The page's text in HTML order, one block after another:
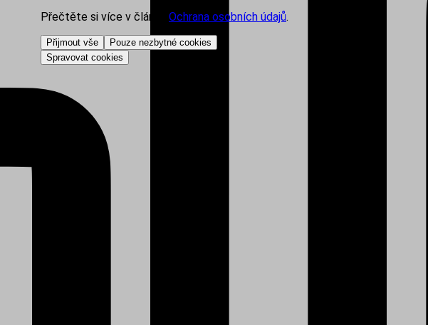
Přečtěte si více v článku
Ochrana osobních údajů.
Přijmout vše
Pouze nezbytné cookies
Spravovat cookies